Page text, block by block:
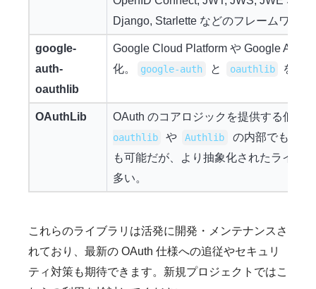
Django, Starlette などのフレームワー
google-
auth-
oauthlib
Google Cloud Platform や Google API
化。
google-auth と oauthlib をベ
OAuthLib OAuth のコアロジックを提供する低レ
oauthlib や Authlib
の内部でも利用
も可能だが、より抽象化されたライブ
多い。
これらのライブラリは活発に開発・メンテナンスさ
れており、最新の OAuth 仕様への追従やセキュリ
ティ対策も期待できます。新規プロジェクトではこ